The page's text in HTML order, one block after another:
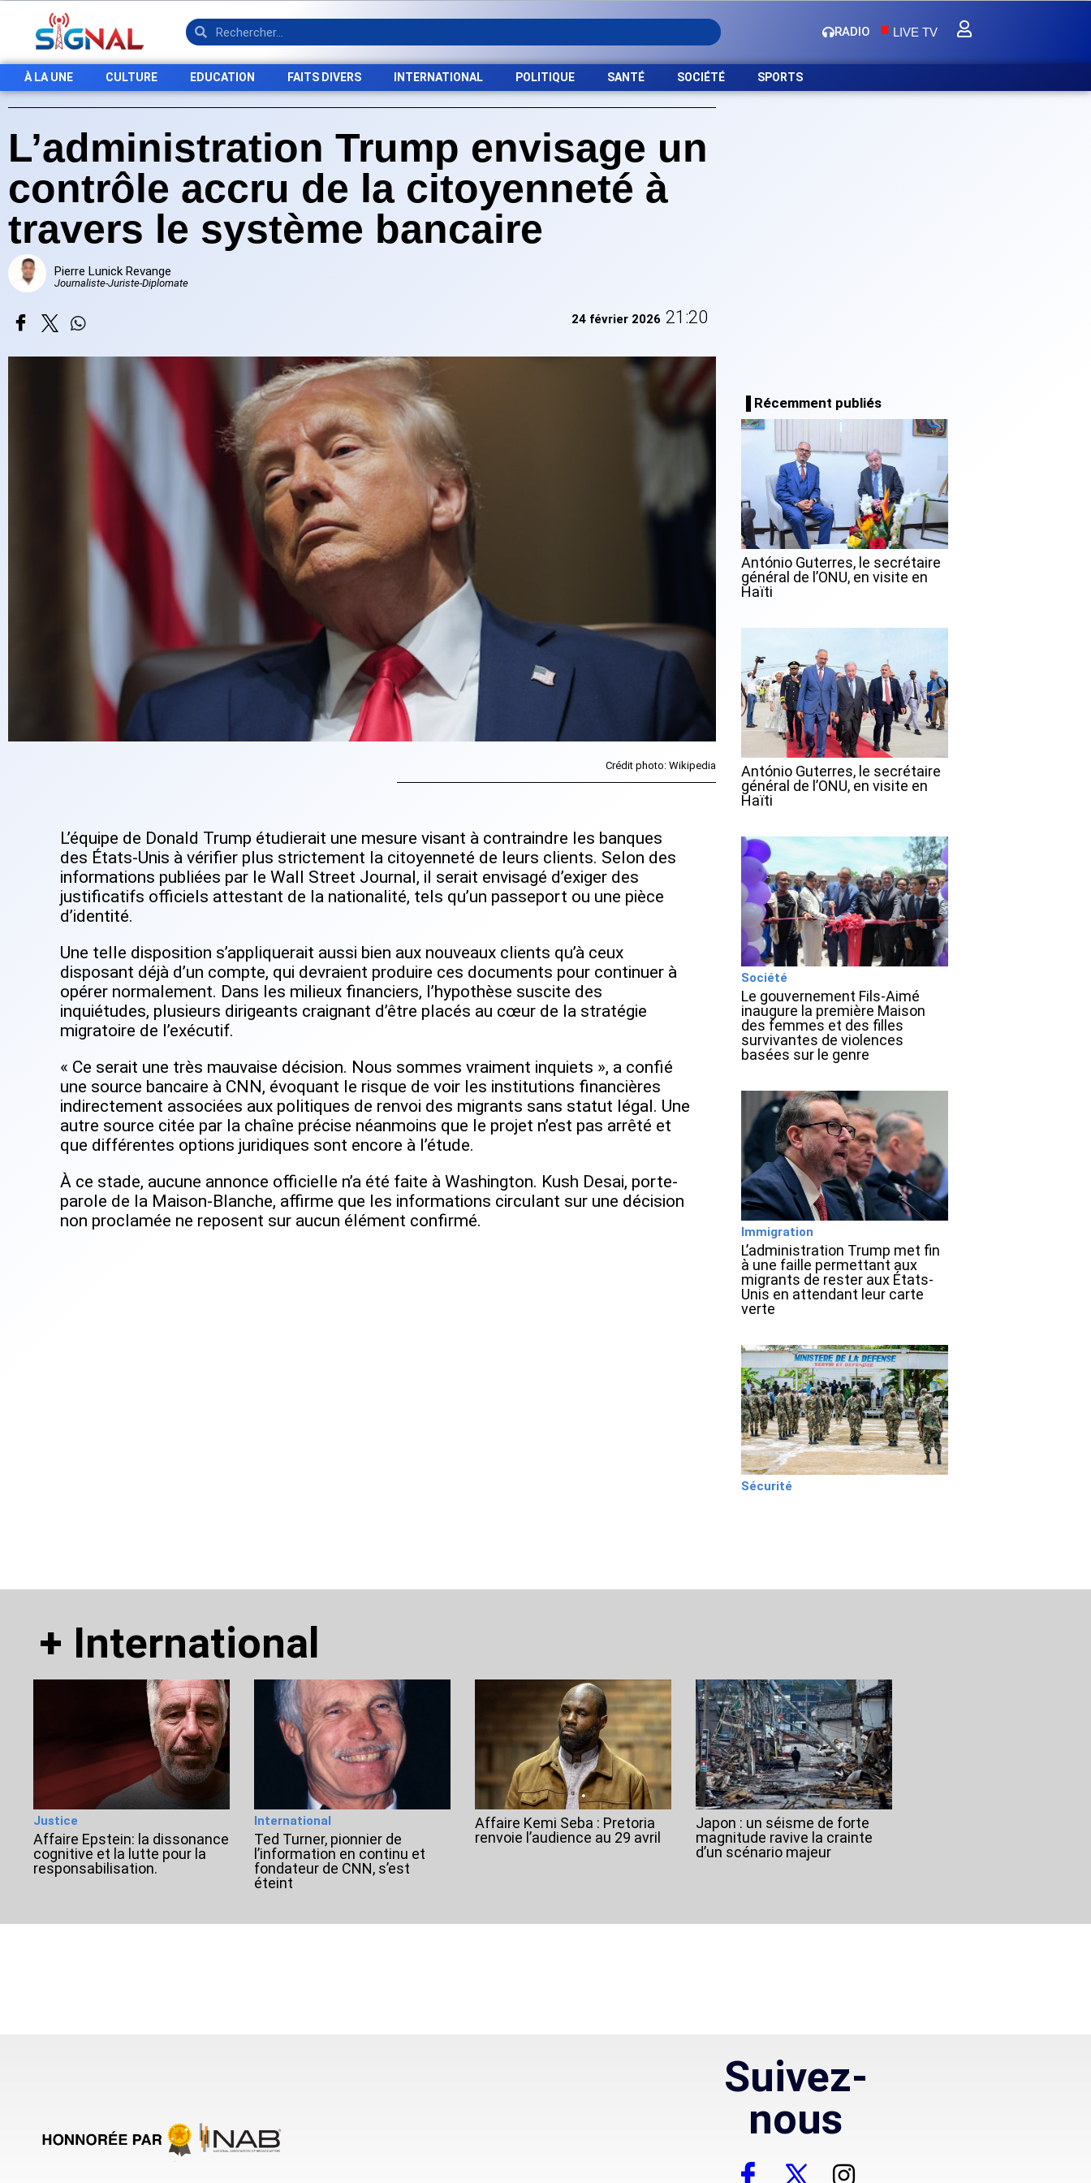
RADIO LIVE TV
À LA UNE CULTURE EDUCATION FAITS DIVERS INTERNATIONAL POLITIQUE SANTÉ SOCIÉTÉ SPORTS
L’administration Trump envisage un
contrôle accru de la citoyenneté à
travers le système bancaire
Pierre Lunick Revange
Journaliste-Juriste-Diplomate
24 février 2026 21:20
Crédit photo: Wikipedia
L’équipe de Donald Trump étudierait une mesure visant à contraindre les banques
des États-Unis à vérifier plus strictement la citoyenneté de leurs clients. Selon des
informations publiées par le Wall Street Journal, il serait envisagé d’exiger des
justificatifs officiels attestant de la nationalité, tels qu’un passeport ou une pièce
d’identité.
Une telle disposition s’appliquerait aussi bien aux nouveaux clients qu’à ceux
disposant déjà d’un compte, qui devraient produire ces documents pour continuer à
opérer normalement. Dans les milieux financiers, l’hypothèse suscite des
inquiétudes, plusieurs dirigeants craignant d’être placés au cœur de la stratégie
migratoire de l’exécutif.
« Ce serait une très mauvaise décision. Nous sommes vraiment inquiets », a confié
une source bancaire à CNN, évoquant le risque de voir les institutions financières
indirectement associées aux politiques de renvoi des migrants sans statut légal. Une
autre source citée par la chaîne précise néanmoins que le projet n’est pas arrêté et
que différentes options juridiques sont encore à l’étude.
À ce stade, aucune annonce officielle n’a été faite à Washington. Kush Desai, porte-
parole de la Maison-Blanche, affirme que les informations circulant sur une décision
non proclamée ne reposent sur aucun élément confirmé.
▐ Récemment publiés
António Guterres, le secrétaire
général de l’ONU, en visite en
Haïti
António Guterres, le secrétaire
général de l’ONU, en visite en
Haïti
Société
Le gouvernement Fils-Aimé
inaugure la première Maison
des femmes et des filles
survivantes de violences
basées sur le genre
Immigration
L’administration Trump met fin
à une faille permettant aux
migrants de rester aux États-
Unis en attendant leur carte
verte
Sécurité
+ International
Justice
Affaire Epstein: la dissonance
cognitive et la lutte pour la
responsabilisation.
International
Ted Turner, pionnier de
l’information en continu et
fondateur de CNN, s’est
éteint
Affaire Kemi Seba : Pretoria
renvoie l’audience au 29 avril
Japon : un séisme de forte
magnitude ravive la crainte
d’un scénario majeur
Suivez-
nous